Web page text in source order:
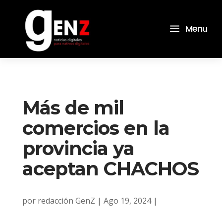
a Menu
Más de mil
comercios en la
provincia ya
aceptan CHACHOS
por redacción GenZ | Ago 19, 2024|